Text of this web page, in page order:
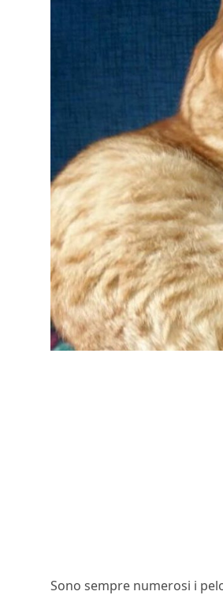
Sono sempre numerosi i